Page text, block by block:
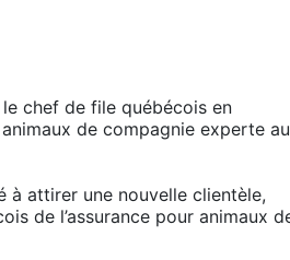
chef de file québécois en
de compagnie experte au
à attirer une nouvelle clientèle,
de l’assurance pour animaux